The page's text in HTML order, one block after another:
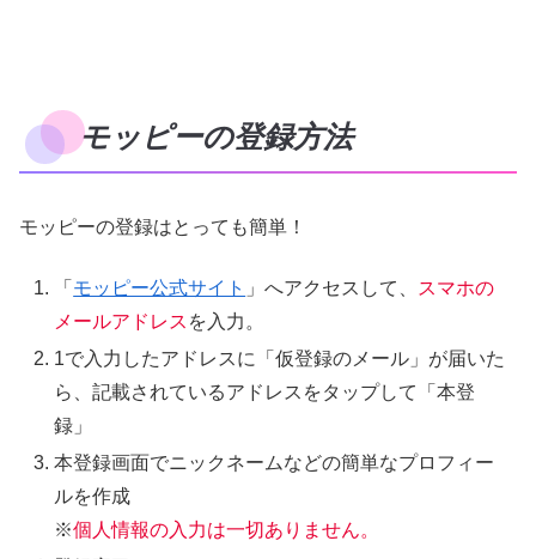
モッピーの登録方法
モッピーの登録はとっても簡単！
「 モッピー公式サイト 」へアクセスして、
スマホの
メールアドレス を入力。
1で入力したアドレスに「仮登録のメール」が届いた
ら、記載されているアドレスをタップして「本登
録」
本登録画面でニックネームなどの簡単なプロフィー
ルを作成
※個人情報の入力は一切ありません。